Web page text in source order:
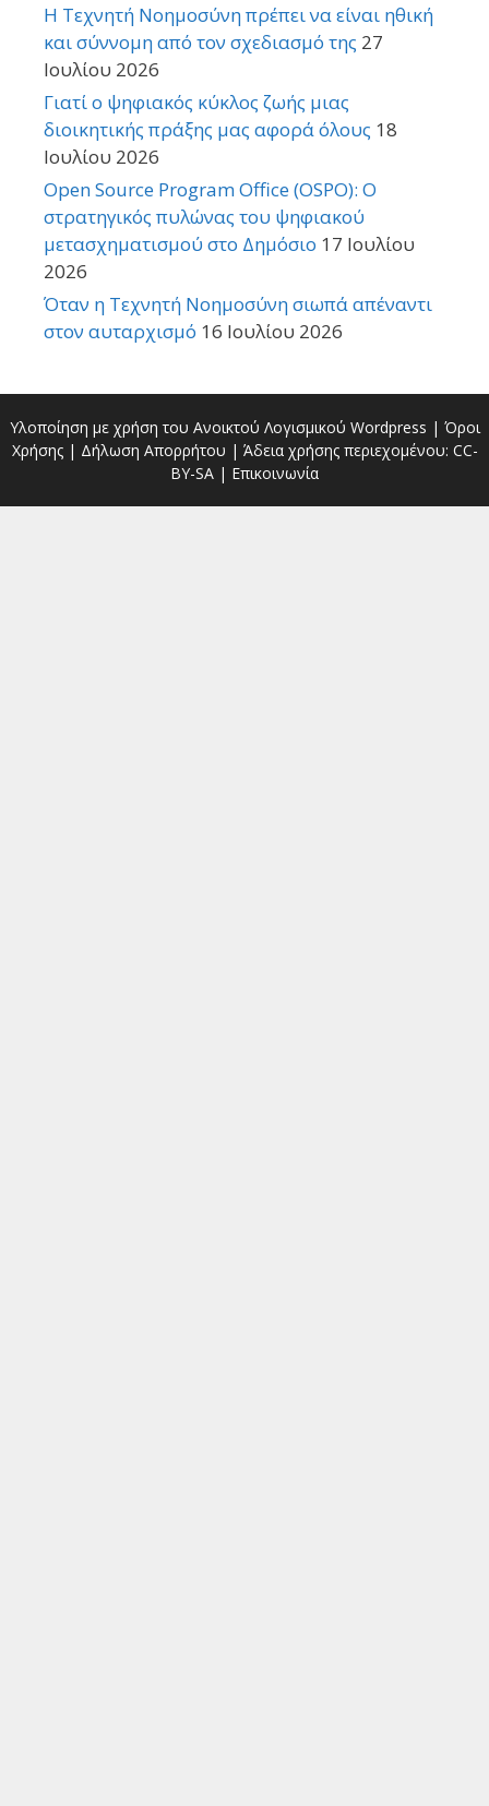
Η Τεχνητή Νοημοσύνη πρέπει να είναι ηθική
και σύννομη από τον σχεδιασμό της 27
Ιουλίου 2026
Γιατί ο ψηφιακός κύκλος ζωής μιας
διοικητικής πράξης μας αφορά όλους 18
Ιουλίου 2026
Open Source Program Office (OSPO): Ο
στρατηγικός πυλώνας του ψηφιακού
μετασχηματισμού στο Δημόσιο 17 Ιουλίου
2026
Όταν η Τεχνητή Νοημοσύνη σιωπά απέναντι
στον αυταρχισμό 16 Ιουλίου 2026
Υλοποίηση με χρήση του Ανοικτού Λογισμικού Wordpress | Όροι
Χρήσης| Δήλωση Απορρήτου | Άδεια χρήσης περιεχομένου: CC-
BY-SA | Επικοινωνία